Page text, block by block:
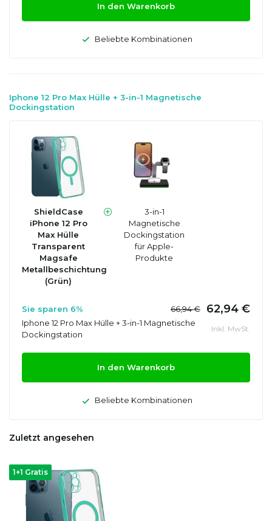
In den Warenkorb
Beliebte Kombinationen
Iphone 12 Pro Max Hülle + 3-in-1 Magnetische
Dockingstation
ShieldCase
iPhone 12 Pro
Max Hülle
Transparent
Magsafe
Metallbeschichtung
(Grün)
3-in-1
Magnetische
Dockingstation
für Apple-
Produkte
Sie sparen 6% 66,94 € 62,94 €
Iphone 12 Pro Max Hülle + 3-in-1 Magnetische
Dockingstation
Inkl. MwSt.
In den Warenkorb
Beliebte Kombinationen
Zuletzt angesehen
1+1 Gratis